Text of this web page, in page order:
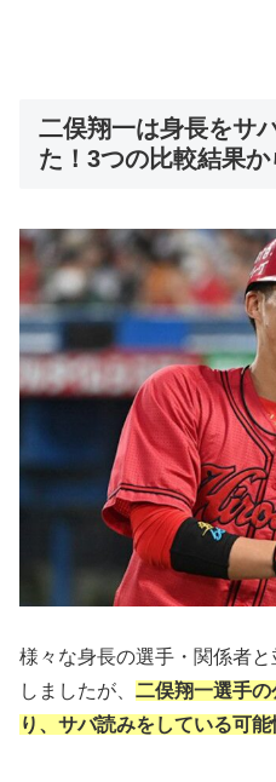
二俣翔一は身長をサ
た！3つの比較結果
様々な身長の選手・関係者
しましたが、 二俣翔一選手
り、サバ読みをしている可能